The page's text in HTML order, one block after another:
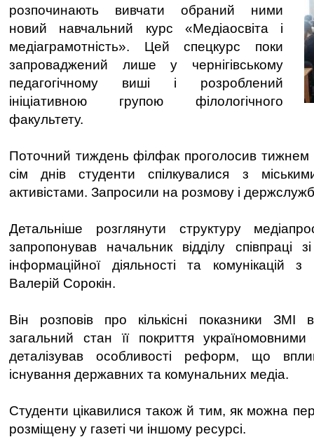
розпочинають вивчати обраний ними
новий навчальний курс «Медіаосвіта і
медіаграмотність». Цей спецкурс поки
запроваджений лише у чернігівському
педагогічному виші і розроблений
ініціативною групою філологічного
факультету.
Поточний тиждень філфак проголосив тижнем
сім днів студенти спілкувалися з
активістами. Запросили на розмову і
Детальніше розглянути структуру
запропонував начальник відділу співпраці
інформаційної діяльності та комунікацій
Валерій Сорокін.
Він розповів про кількісні показники ЗМІ
загальний стан її покриття
деталізував особливості реформ, що
існування державних та комунальних медіа.
Студенти цікавилися також й тим, як можна
розміщену у газеті чи іншому ресурсі.